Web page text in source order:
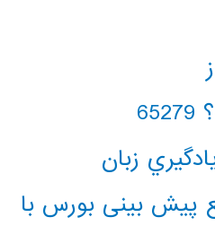
زبان
پیش بینی بورس با